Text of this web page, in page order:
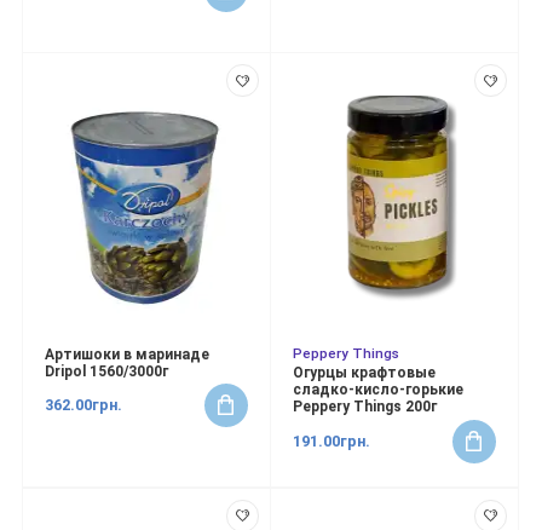
Артишоки в маринаде
Dripol 1560/3000г
362.00грн.
Peppery Things
Огурцы крафтовые
сладко-кисло-горькие
Peppery Things 200г
191.00грн.